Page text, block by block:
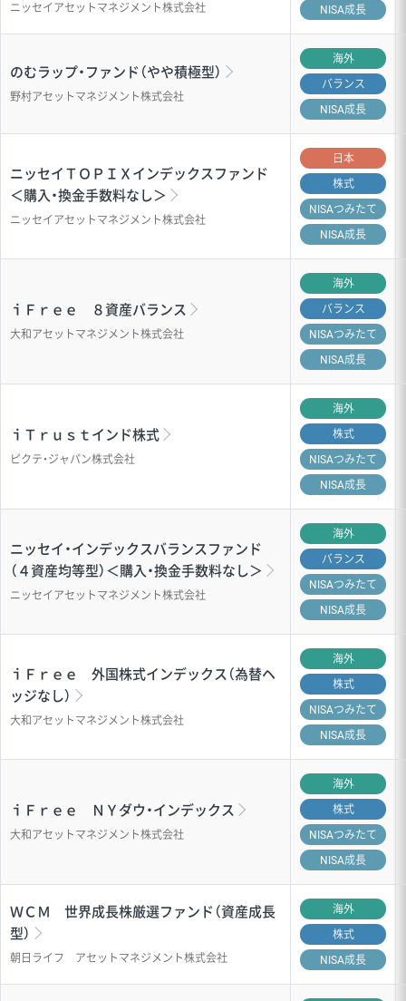
ニッセイアセットマネジメント株式会社
NISA成長
のむラップ・ファンド（やや積極型）
野村アセットマネジメント株式会社
海外
バランス
NISA成長
ニッセイＴＯＰＩＸインデックスファンド
＜購入・換金手数料なし＞
ニッセイアセットマネジメント株式会社
日本
株式
NISAつみたて
NISA成長
ｉＦｒｅｅ ８資産バランス
大和アセットマネジメント株式会社
海外
バランス
NISAつみたて
NISA成長
ｉＴｒｕｓｔインド株式
ピクテ・ジャパン株式会社
海外
株式
NISAつみたて
NISA成長
ニッセイ・インデックスバランスファンド
（４資産均等型）＜購入・換金手数料なし＞
ニッセイアセットマネジメント株式会社
海外
バランス
NISAつみたて
NISA成長
ｉＦｒｅｅ 外国株式インデックス（為替ヘ
ッジなし）
大和アセットマネジメント株式会社
海外
株式
NISAつみたて
NISA成長
ｉＦｒｅｅ ＮＹダウ・インデックス
大和アセットマネジメント株式会社
海外
株式
NISAつみたて
NISA成長
ＷＣＭ 世界成長株厳選ファンド（資産成長
型）
朝日ライフ アセットマネジメント株式会社
海外
株式
NISA成長